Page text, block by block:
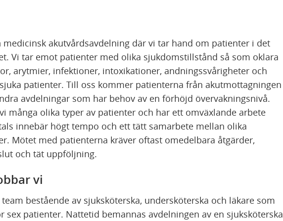
medicinsk akutvårdsavdelning där vi tar hand om patienter i det
Vi tar emot patienter med olika sjukdomstillstånd så som oklara
arytmier, infektioner, intoxikationer, andningssvårigheter och
patienter. Till oss kommer patienterna från akutmottagningen
avdelningar som har behov av en förhöjd övervakningsnivå.
många olika typer av patienter och har ett omväxlande arbete
innebär högt tempo och ett tätt samarbete mellan olika
Mötet med patienterna kräver oftast omedelbara åtgärder,
och tät uppföljning.
vi
bestående av sjuksköterska, undersköterska och läkare som
sex patienter. Nattetid bemannas avdelningen av en sjuksköterska